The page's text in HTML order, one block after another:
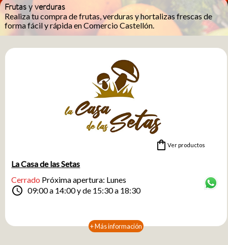
Frutas y verduras
Realiza tu compra de frutas, verduras y hortalizas frescas de
forma fácil y rápida en Comercio Castellón.
cuidadosamente para garantizar calidad y sabor en cada
pedido. Toda la frescura del campo a un clic, con la confianza
de saber que estás comprando lo mejor para ti y tu familia.
Disfruta de la comodidad de elegir cómo recibir tu compra:
con entrega a domicilio, recogida en establecimiento o en
taquilla. ¡Así de sencillo y práctico!
shopping_bag Ver productos
La Casa de las Setas
Cerrado Próxima apertura: Lunes
schedule 09:00 a 14:00 y de 15:30 a 18:30
+ Más información